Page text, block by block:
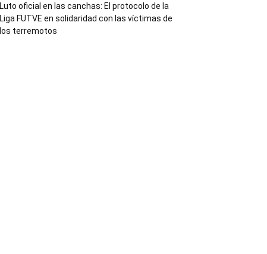
Luto oficial en las canchas: El protocolo de la
Liga FUTVE en solidaridad con las víctimas de
los terremotos